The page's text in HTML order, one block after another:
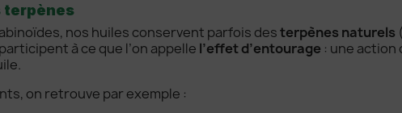
terpènes
nos huiles conservent parfois desterpènes naturels
à ce que l’on appelle l’effet d’entourage : une
on retrouve par exemple :